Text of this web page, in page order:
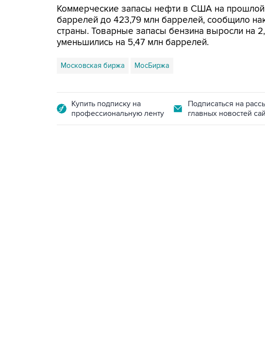
Коммерческие запасы нефти в США на прошлой
баррелей до 423,79 млн баррелей, сообщило
страны. Товарные запасы бензина выросли на
уменьшились на 5,47 млн баррелей.
Московская биржа МосБиржа
Купить подписку на
профессиональную ленту
Подписаться на
главных новостей